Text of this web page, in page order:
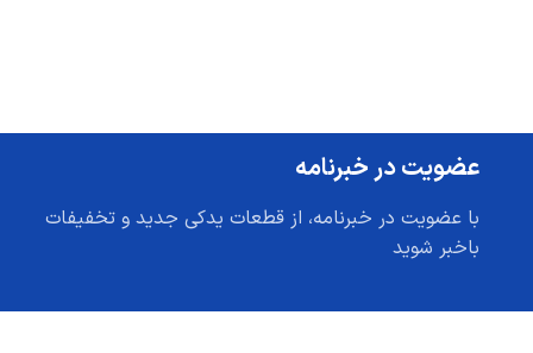
عضویت در خبرنامه
با عضویت در خبرنامه، از قطعات یدکی جدید و تخفیفات
باخبر شوید